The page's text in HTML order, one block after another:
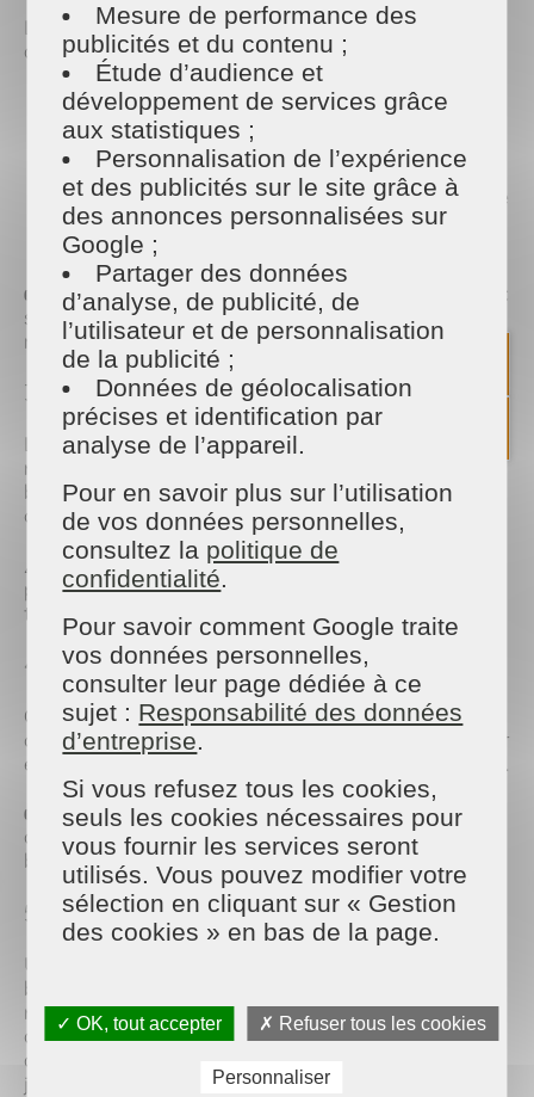
La grille est la partie la plus sollicitée et la plus
difficile à nettoyer.
À chaud: après votre dernière utilisation, passez
une brosse métallique dessus pour enlever les
résidus.
À froid: plongez-la dans une bassine d’eau
chaude avec du liquide vaisselle ou du bicarbonate de
soude. Laissez tremper plusieurs heures puis frottez
avec une éponge.
👉 Astuce écologique : le citron ou le vinaigre blanc
sont parfaits pour dissoudre les graisses
naturellement.
3. Nettoyer l’intérieur du barbecue
Les parois intérieures s’encrassent aussi
rapidement. Grattez les dépôts avec une spatule en
bois, puis lavez avec une éponge imbibée d’eau
chaude et de savon noir.
⚠️ Évitez les produits trop agressifs (type javel) qui
peuvent abîmer le revêtement et laisser des résidus
toxiques.
4. Prendre soin de l’extérieur
Que votre barbecue soit en inox, fonte ou acier, un
coup d’éponge avec de l’eau savonneuse suffit pour
enlever les taches. Séchez bien pour éviter la rouille.
👉 Pour les barbecues en inox, vous pouvez finir
avec un chiffon microfibre pour redonner de la
brillance.
5. Bien le stocker pour l’hiver
Une fois propre et sec, pensez à protéger votre
barbecue avec une housse adaptée. Idéalement,
rangez-le à l’abri dans un garage, une cave ou un
abri de jardin. Cela évite la rouille et vous permet
de le retrouver en parfait état au retour des beaux
jours.
Mesure de performance des
publicités et du contenu ;
Étude d’audience et
développement de services grâce
aux statistiques ;
Personnalisation de l’expérience
et des publicités sur le site grâce à
des annonces personnalisées sur
Google ;
Partager des données
d’analyse, de publicité, de
l’utilisateur et de personnalisation
de la publicité ;
Données de géolocalisation
précises et identification par
analyse de l’appareil.
Pour en savoir plus sur l’utilisation
de vos données personnelles,
consultez la politique de
confidentialité.
Pour savoir comment Google traite
vos données personnelles,
consulter leur page dédiée à ce
sujet : Responsabilité des données
d’entreprise.
Si vous refusez tous les cookies,
seuls les cookies nécessaires pour
vous fournir les services seront
utilisés. Vous pouvez modifier votre
sélection en cliquant sur « Gestion
des cookies » en bas de la page.
✓ OK, tout accepter ✗ Refuser tous les cookies
Personnaliser